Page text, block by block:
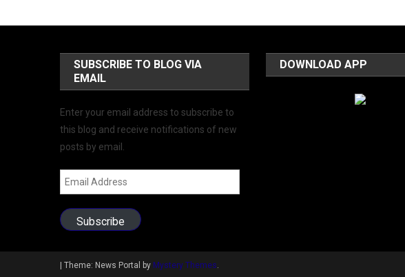
SUBSCRIBE TO BLOG VIA
EMAIL
Enter your email address to subscribe to
this blog and receive notifications of new
posts by email.
Email
Address
Subscribe
DOWNLOAD APP
| Theme: News Portal by Mystery Themes